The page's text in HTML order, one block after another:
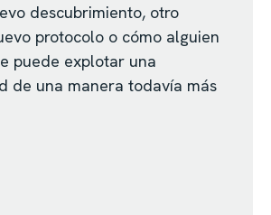
descubrimiento, otro
protocolo o cómo alguien
puede explotar una
de una manera todavía más